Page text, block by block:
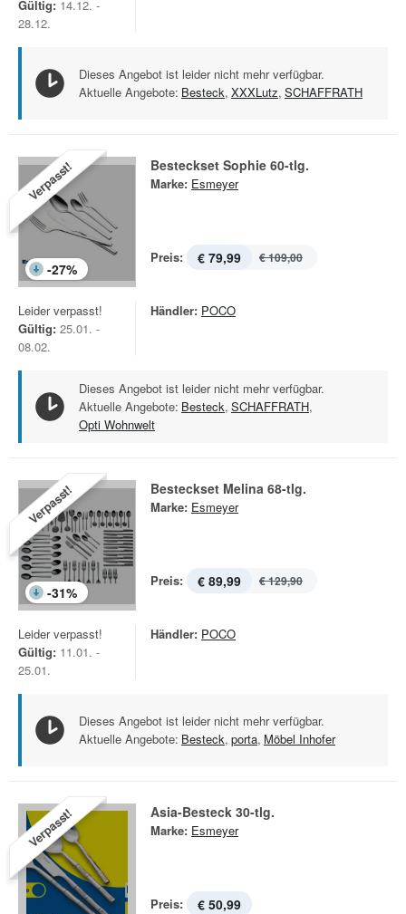
Gültig: 14.12. -
28.12.
Dieses Angebot ist leider nicht mehr verfügbar.
Aktuelle Angebote: Besteck, XXXLutz, SCHAFFRATH
Verpasst!
-27%
Besteckset Sophie 60-tlg.
Marke: Esmeyer
Preis: € 79,99 € 109,00
Leider verpasst!
Gültig: 25.01. -
08.02.
Händler: POCO
Dieses Angebot ist leider nicht mehr verfügbar.
Aktuelle Angebote: Besteck, SCHAFFRATH,
Opti Wohnwelt
Verpasst!
-31%
Besteckset Melina 68-tlg.
Marke: Esmeyer
Preis: € 89,99 € 129,90
Leider verpasst!
Gültig: 11.01. -
25.01.
Händler: POCO
Dieses Angebot ist leider nicht mehr verfügbar.
Aktuelle Angebote: Besteck, porta, Möbel Inhofer
Verpasst! Asia-Besteck 30-tlg.
Marke: Esmeyer
Preis: € 50,99